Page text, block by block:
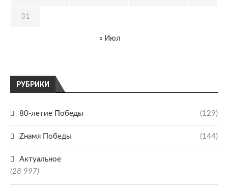
РУБРИКИ
80-летие Победы (129)
Zнамя Победы (144)
Актуальное
(28 997)
31
« Июл